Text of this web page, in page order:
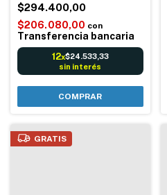
$294.400,00
$206.080,00 con
Transferencia bancaria
12x$24.533,33
sin interés
GRATIS